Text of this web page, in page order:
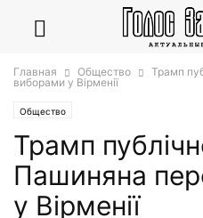
Главная Общество
Трамп
виборами у Вірменії
Общество
Трамп
Пашиняна
у Вірменії